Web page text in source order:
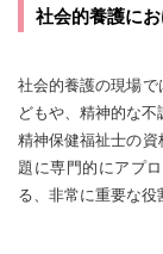
社会的養護に
社会的養護の現場で
どもや、精神的な不
精神保健福祉士の
題に専門的にアプ
る、非常に重要な役